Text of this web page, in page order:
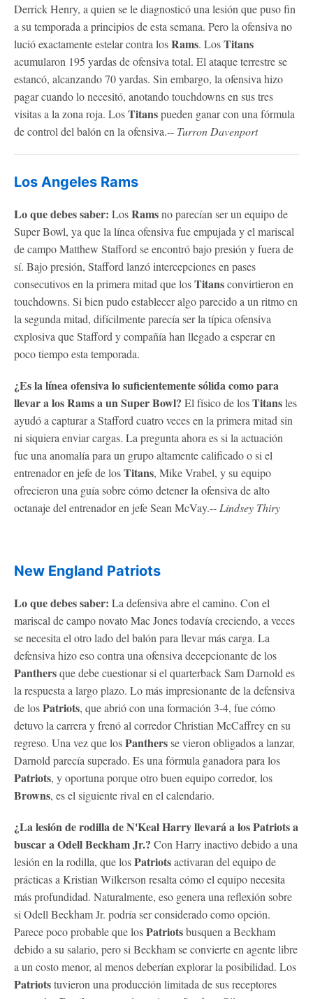
Derrick Henry, a quien se le diagnosticó una lesión que puso fin
a su temporada a principios de esta semana. Pero la ofensiva no
lució exactamente estelar contra losRams. LosTitans
acumularon 195 yardas de ofensiva total. El ataque terrestre se
estancó, alcanzando 70 yardas. Sin embargo, la ofensiva hizo
pagar cuando lo necesitó, anotando touchdowns en sus tres
visitas a la zona roja. LosTitanspueden ganar con una fórmula
de control del balón en la ofensiva.-- Turron Davenport
Los Angeles Rams
Lo que debes saber: LosRamsno parecían ser un equipo de
Super Bowl, ya que la línea ofensiva fue empujada y el mariscal
de campo Matthew Stafford se encontró bajo presión y fuera de
sí. Bajo presión, Stafford lanzó intercepciones en pases
consecutivos en la primera mitad que losTitansconvirtieron en
touchdowns. Si bien pudo establecer algo parecido a un ritmo en
la segunda mitad, difícilmente parecía ser la típica ofensiva
explosiva que Stafford y compañía han llegado a esperar en
poco tiempo esta temporada.
¿Es la línea ofensiva lo suficientemente sólida como para
llevar a losRamsa un Super Bowl? El físico de losTitansles
ayudó a capturar a Stafford cuatro veces en la primera mitad sin
ni siquiera enviar cargas. La pregunta ahora es si la actuación
fue una anomalía para un grupo altamente calificado o si el
entrenador en jefe de losTitans, Mike Vrabel, y su equipo
ofrecieron una guía sobre cómo detener la ofensiva de alto
octanaje del entrenador en jefe Sean McVay.-- Lindsey Thiry
New England Patriots
Lo que debes saber: La defensiva abre el camino. Con el
mariscal de campo novato Mac Jones todavía creciendo, a veces
se necesita el otro lado del balón para llevar más carga. La
defensiva hizo eso contra una ofensiva decepcionante de los
Panthersque debe cuestionar si el quarterback Sam Darnold es
la respuesta a largo plazo. Lo más impresionante de la defensiva
de losPatriots, que abrió con una formación 3-4, fue cómo
detuvo la carrera y frenó al corredor Christian McCaffrey en su
regreso. Una vez que losPanthersse vieron obligados a lanzar,
Darnold parecía superado. Es una fórmula ganadora para los
Patriots, y oportuna porque otro buen equipo corredor, los
Browns, es el siguiente rival en el calendario.
¿La lesión de rodilla de N'Keal Harry llevará a losPatriotsa
buscar a Odell Beckham Jr.? Con Harry inactivo debido a una
lesión en la rodilla, que losPatriotsactivaran del equipo de
prácticas a Kristian Wilkerson resalta cómo el equipo necesita
más profundidad. Naturalmente, eso genera una reflexión sobre
si Odell Beckham Jr. podría ser considerado como opción.
Parece poco probable que losPatriotsbusquen a Beckham
debido a su salario, pero si Beckham se convierte en agente libre
a un costo menor, al menos deberían explorar la posibilidad. Los
Patriotstuvieron una producción limitada de sus receptores